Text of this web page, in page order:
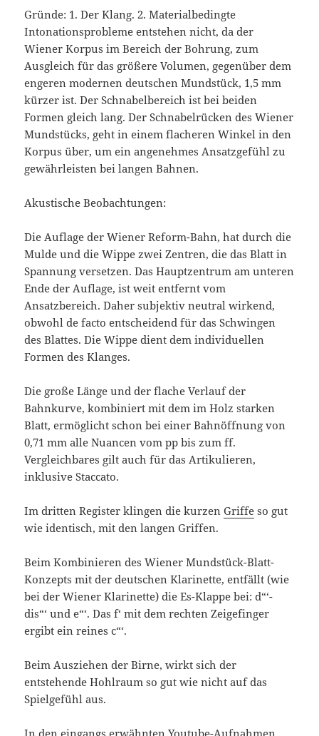
Gründe: 1. Der Klang. 2. Materialbedingte
Intonationsprobleme entstehen nicht, da der
Wiener Korpus im Bereich der Bohrung, zum
Ausgleich für das größere Volumen, gegenüber dem
engeren modernen deutschen Mundstück, 1,5 mm
kürzer ist. Der Schnabelbereich ist bei beiden
Formen gleich lang. Der Schnabelrücken des Wiener
Mundstücks, geht in einem flacheren Winkel in den
Korpus über, um ein angenehmes Ansatzgefühl zu
gewährleisten bei langen Bahnen.
Akustische Beobachtungen:
Die Auflage der Wiener Reform-Bahn, hat durch die
Mulde und die Wippe zwei Zentren, die das Blatt in
Spannung versetzen. Das Hauptzentrum am unteren
Ende der Auflage, ist weit entfernt vom
Ansatzbereich. Daher subjektiv neutral wirkend,
obwohl de facto entscheidend für das Schwingen
des Blattes. Die Wippe dient dem individuellen
Formen des Klanges.
Die große Länge und der flache Verlauf der
Bahnkurve, kombiniert mit dem im Holz starken
Blatt, ermöglicht schon bei einer Bahnöffnung von
0,71 mm alle Nuancen vom pp bis zum ff.
Vergleichbares gilt auch für das Artikulieren,
inklusive Staccato.
Im dritten Register klingen die kurzenGriffe so gut
wie identisch, mit den langen Griffen.
Beim Kombinieren des Wiener Mundstück-Blatt-
Konzepts mit der deutschen Klarinette, entfällt (wie
bei der Wiener Klarinette) die Es-Klappe bei: d“‘-
dis“‘ und e“‘. Das f‘ mit dem rechten Zeigefinger
ergibt ein reines c“‘.
Beim Ausziehen der Birne, wirkt sich der
entstehende Hohlraum so gut wie nicht auf das
Spielgefühl aus.